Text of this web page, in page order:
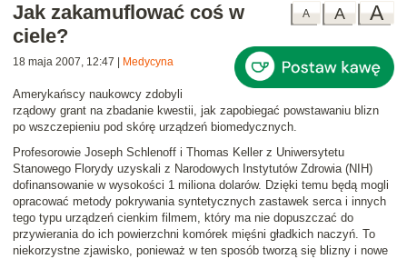
A
A
A
Jak zakamuflować coś w
ciele?
18 maja 2007, 12:47 Medycyna
Amerykańscy naukowcy zdobyli
rządowy grant na zbadanie kwestii, jak zapobiegać powstawaniu blizn
po wszczepieniu pod skórę urządzeń biomedycznych.
Profesorowie Joseph Schlenoff i Thomas Keller z Uniwersytetu
Stanowego Florydy uzyskali z Narodowych Instytutów Zdrowia (NIH)
dofinansowanie w wysokości 1 miliona dolarów. Dzięki temu będą mogli
opracować metody pokrywania syntetycznych zastawek serca i innych
tego typu urządzeń cienkim filmem, który ma nie dopuszczać do
przywierania do ich powierzchni komórek mięśni gładkich naczyń. To
niekorzystne zjawisko, ponieważ w ten sposób tworzą się blizny i nowe